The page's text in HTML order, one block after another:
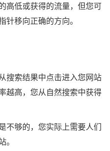
高低或获得的流量，但您可
针移向正确的方向。
索结果中点击进入您网站
越高，您从自然搜索中获得
够的，您实际上需要人们